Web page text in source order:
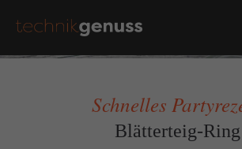
Schnelles
Blätterteig-Ring